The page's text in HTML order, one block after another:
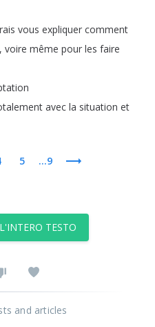
vous expliquer comment
, voire même pour les faire
avec la situation et
5 ...9
TESTO
and articles